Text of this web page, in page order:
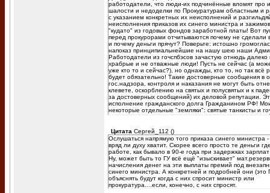
работодатели, что люди-их подчинённые вломят про
шалости и недоделки по Прокуратурам областным и
с указанием конкретных их неисполнений и
неисполнения приказов их синего министра и
"кудато" из годовых фондов заработной платы! Вот
перед прокурорами отчитываются почему не сделали
и почему деньги прячут? Поверьте: истошно
напоказ принципиальнейшие на нашу шею наши
Работодатели из гочспбэсов зачастую отнюдь далеко
храбрые и не отважные люди! Пусть не сейчас (а
уже кто то и сейчас?), но однажды, кто то, но так всё
будет обязательно! Такие достоверные сообщения в
гос.надзора, контроля и наказания не могут быть
клевете, оскорблению на святых и полусвятых и к
за достоверных сообщений) их деловой репутации.
исполнение гражданского долга Гражданином РФ!
некоторые отдельные "земляки": святые танкисты и
прибившиеся к ним от нас из наших бывших
суды РФ. Берегите всегда своих Товарищей по Труду -
Пожарных России, но не великих Администраторов-
Работодотелей. Слишком многие из них ныне словно
другого теста слеплены, словно кровь другая,
жилах теперь бьётся!
Цитата Сергей_112 ()
Ослушаться напрямую того приказа синего министра -
вряд ли духу хватит. Скорее всего просто те деньги
работе, как бывало в 90-е года при задержках
Ну, может быть то ГУ всё ещё "изыскивает"
начисления денег на эти выплаты премий под
синего министра. А конкретней и подробней они (это
объяснять будут когда с них спросит министр или
прокуратура....если, конечно, с них спросят.